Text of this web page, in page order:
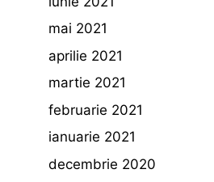
mai 2021
aprilie 2021
martie 2021
februarie 2021
ianuarie 2021
decembrie 2020